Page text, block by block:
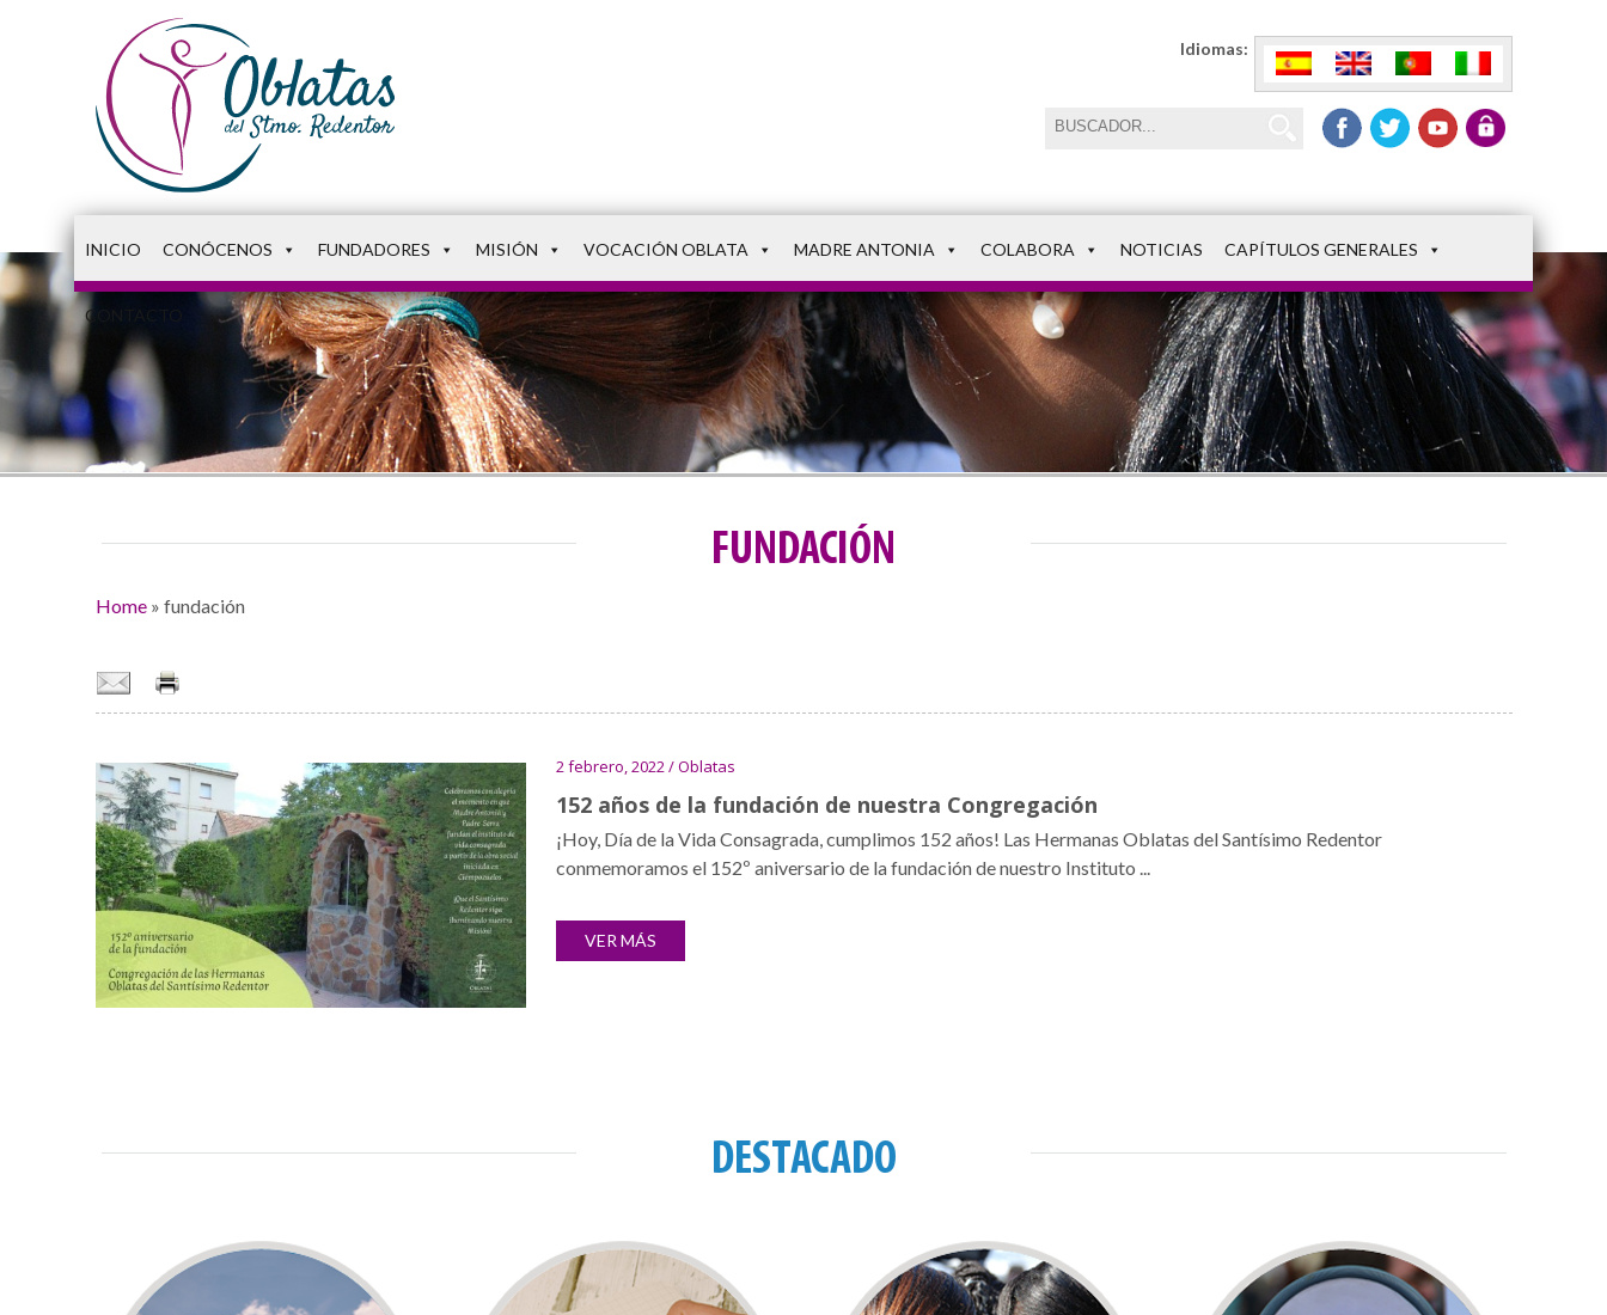
Idiomas:
INICIO CONÓCENOS FUNDADORES MISIÓN VOCACIÓN OBLATA MADRE ANTONIA COLABORA NOTICIAS CAPÍTULOS GENERALES
CONTACTO
FUNDACIÓN
Home» fundación
2 febrero, 2022 / Oblatas
152 años de la fundación de nuestra Congregación
¡Hoy, Día de la Vida Consagrada, cumplimos 152 años! Las Hermanas Oblatas del Santísimo Redentor
conmemoramos el 152º aniversario de la fundación de nuestro Instituto ...
VER MÁS
DESTACADO